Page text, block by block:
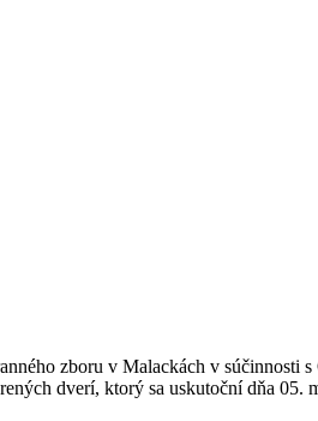
zboru v Malackách v
dverí, ktorý sa uskutoční dňa